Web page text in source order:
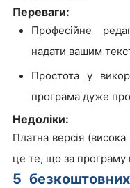
Переваги:
Професійне
надати вашим
Простота у
програма дуже
Недоліки:
Платна версія
це те, що за програму
5